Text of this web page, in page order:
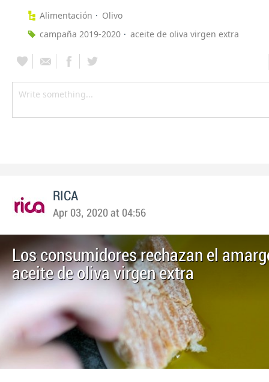
Alimentación
Olivo
campaña 2019-2020
aceite de oliva virgen extra
RICA
Apr 03, 2020 at 04:56
Los consumidores rechazan el
aceite de oliva virgen extra